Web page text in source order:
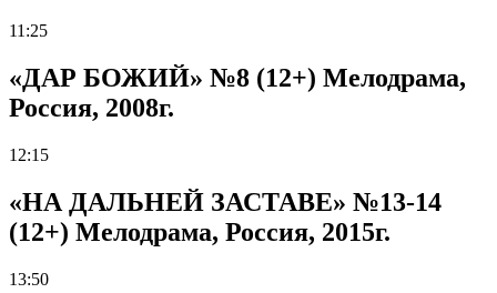
11:25
«ДАР БОЖИЙ» №8 (12+) Мелодрама,
Россия, 2008г.
12:15
«НА ДАЛЬНЕЙ ЗАСТАВЕ» №13-14
(12+) Мелодрама, Россия, 2015г.
13:50